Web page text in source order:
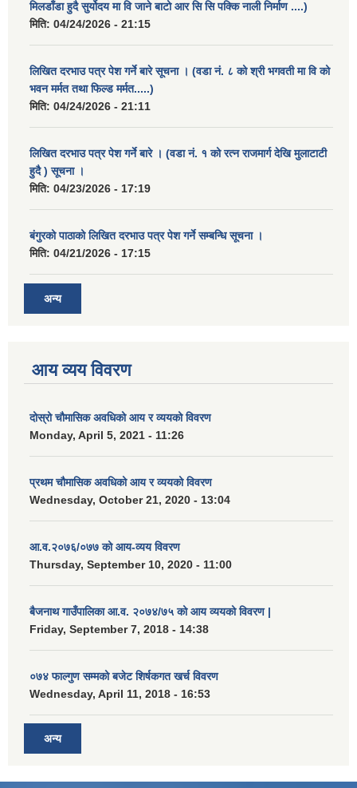
मिलडाँडा हुदै सुर्योदय मा वि जाने बाटो आर सि सि पक्कि नाली निर्माण ....)
मिति: 04/24/2026 - 21:15
लिखित दरभाउ पत्र पेश गर्ने बारे सूचना । (वडा नं. ८ को श्री भगवती मा वि को
भवन मर्मत तथा फिल्ड मर्मत.....)
मिति: 04/24/2026 - 21:11
लिखित दरभाउ पत्र पेश गर्ने बारे । (वडा नं. १ को रत्न राजमार्ग देखि मुलाटाटी
हुदै ) सूचना ।
मिति: 04/23/2026 - 17:19
बंगुरको पाठाको लिखित दरभाउ पत्र पेश गर्ने सम्बन्धि सूचना ।
मिति: 04/21/2026 - 17:15
अन्य
आय व्यय विवरण
दोस्रो चौमासिक अवधिको आय र व्ययको विवरण
Monday, April 5, 2021 - 11:26
प्रथम चौमासिक अवधिको आय र व्ययको विवरण
Wednesday, October 21, 2020 - 13:04
आ.व.२०७६/०७७ को आय-व्यय विवरण
Thursday, September 10, 2020 - 11:00
बैजनाथ गाउँपालिका आ.व. २०७४/७५ को आय व्ययको विवरण |
Friday, September 7, 2018 - 14:38
०७४ फाल्गुण सम्मको बजेट शिर्षकगत खर्च विवरण
Wednesday, April 11, 2018 - 16:53
अन्य